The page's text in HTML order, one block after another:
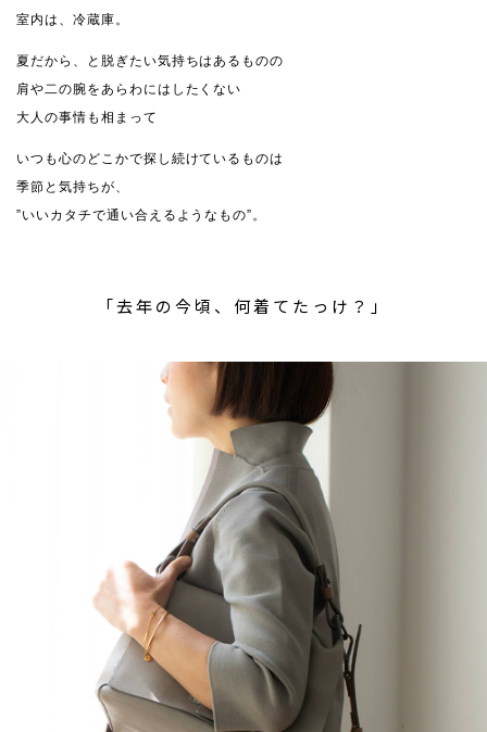
室内は、冷蔵庫。
夏だから、と脱ぎたい気持ちはあるものの
肩や二の腕をあらわにはしたくない
大人の事情も相まって
いつも心のどこかで探し続けているものは
季節と気持ちが、
”いいカタチで通い合えるようなもの”。
「去年の今頃、何着てたっけ？」